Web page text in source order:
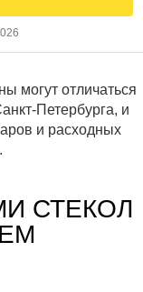
могут отличаться
Петербурга, и
и расходных
СТЕКОЛ